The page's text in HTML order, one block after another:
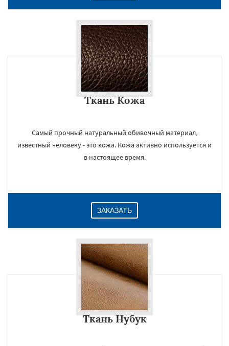
Ткань Кожа
Самый прочный натуральный обивочный материал,
известный человеку - это кожа. Кожа активно используется и
в настоящее время.
ЗАКАЗАТЬ
Ткань Нубук